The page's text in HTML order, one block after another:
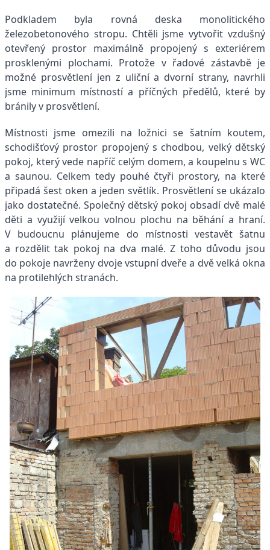
Podkladem byla rovná deska monolitického
železobetonového stropu. Chtěli jsme vytvořit vzdušný
otevřený prostor maximálně propojený s exteriérem
prosklenými plochami. Protože v řadové zástavbě je
možné prosvětlení jen z uliční a dvorní strany, navrhli
jsme minimum místností a příčných předělů, které by
bránily v prosvětlení.
Místnosti jsme omezili na ložnici se šatním koutem,
schodišťový prostor propojený s chodbou, velký dětský
pokoj, který vede napříč celým domem, a koupelnu s WC
a saunou. Celkem tedy pouhé čtyři prostory, na které
připadá šest oken a jeden světlík. Prosvětlení se ukázalo
jako dostatečné. Společný dětský pokoj obsadí dvě malé
děti a využijí velkou volnou plochu na běhání a hraní.
V budoucnu plánujeme do místnosti vestavět šatnu
a rozdělit tak pokoj na dva malé. Z toho důvodu jsou
do pokoje navrženy dvoje vstupní dveře a dvě velká okna
na protilehlých stranách.